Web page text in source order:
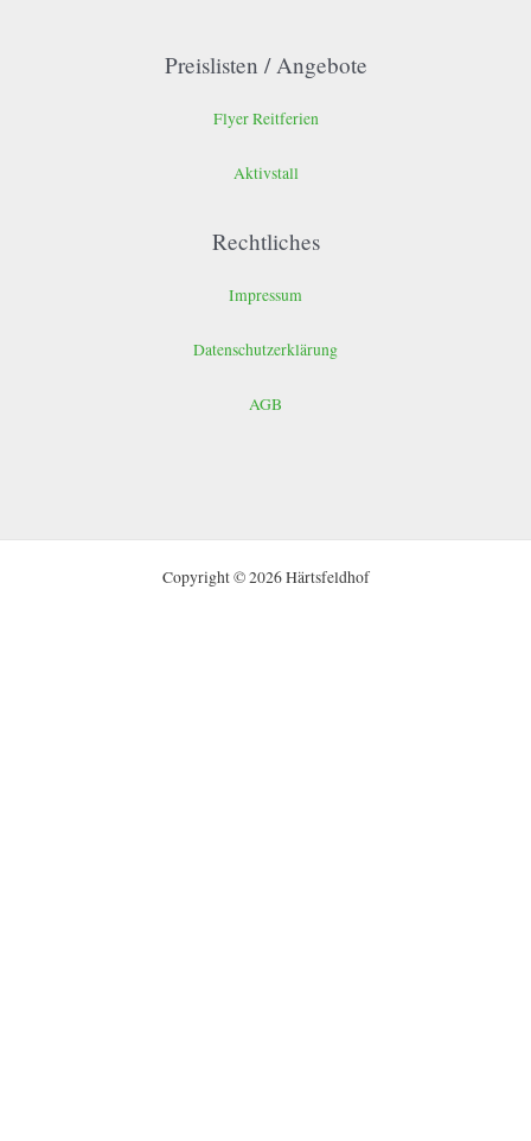
Preislisten / Angebote
Flyer Reitferien
Aktivstall
Rechtliches
Impressum
Datenschutzerklärung
AGB
Copyright © 2026 Härtsfeldhof